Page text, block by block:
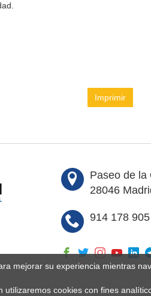
Imprimir
Paseo de la
28046
914 178 905
mejorar su experiencia mientras
utilizaremos cookies con fines